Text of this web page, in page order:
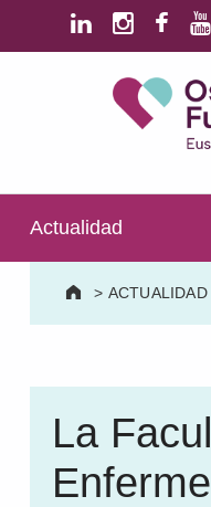
Saltar al contenido
Saltar al pie de página
Actualidad
> ACTUALIDAD
La